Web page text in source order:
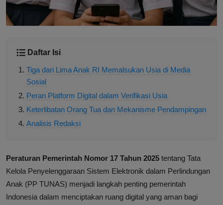
Daftar Isi
Tiga dari Lima Anak RI Memalsukan Usia di Media
Sosial
Peran Platform Digital dalam Verifikasi Usia
Keterlibatan Orang Tua dan Mekanisme Pendampingan
Analisis Redaksi
Peraturan Pemerintah Nomor 17 Tahun 2025 tentang Tata
Kelola Penyelenggaraan Sistem Elektronik dalam Perlindungan
Anak (PP TUNAS) menjadi langkah penting pemerintah
Indonesia dalam menciptakan ruang digital yang aman bagi